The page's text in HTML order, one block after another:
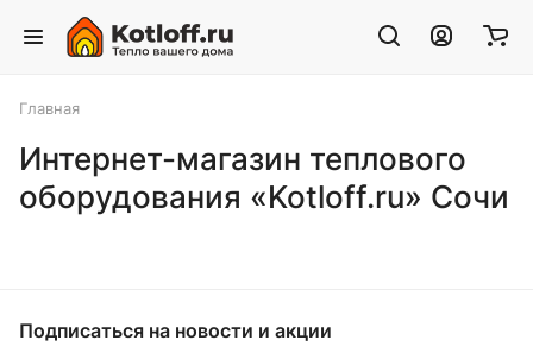
Главная
Интернет-магазин теплового
оборудования «Kotloff.ru» Сочи
Подписаться на новости и акции